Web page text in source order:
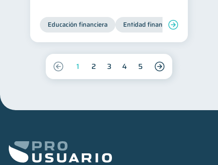
Educación financiera Entidad financiera
1 2 3 4 5